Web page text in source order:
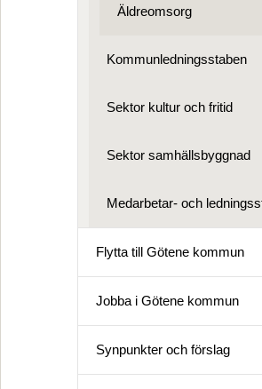
Äldreomsorg
Kommunledningsstaben
Sektor kultur och fritid
Sektor samhällsbyggnad
Medarbetar- och
Flytta till Götene kommun
Jobba i Götene kommun
Synpunkter och förslag